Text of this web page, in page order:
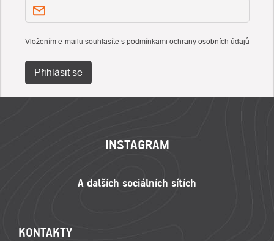
Vložením e-mailu souhlasíte s podmínkami ochrany osobních údajů
Přihlásit se
INSTAGRAM
KONTAKTY